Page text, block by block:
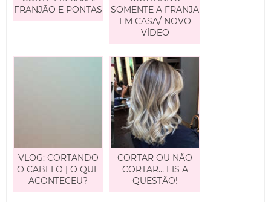
FRANJÃO E PONTAS
SOMENTE A FRANJA
EM CASA/ NOVO
VÍDEO
VLOG: CORTANDO
O CABELO | O QUE
ACONTECEU?
CORTAR OU NÃO
CORTAR… EIS A
QUESTÃO!